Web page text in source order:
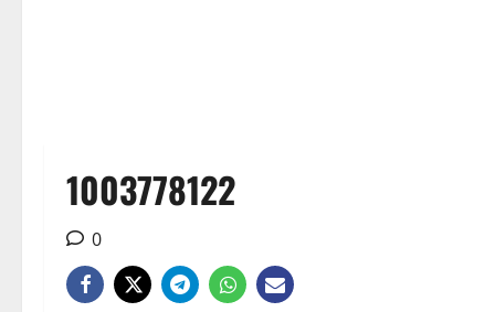
1003778122
0